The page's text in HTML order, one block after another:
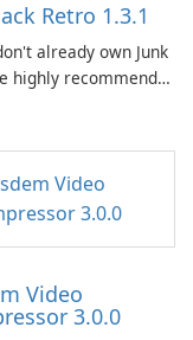
Retro 1.3.1
already own Junk
highly recommend
is where it all
known as Junk Jack,
Video
3.0.0